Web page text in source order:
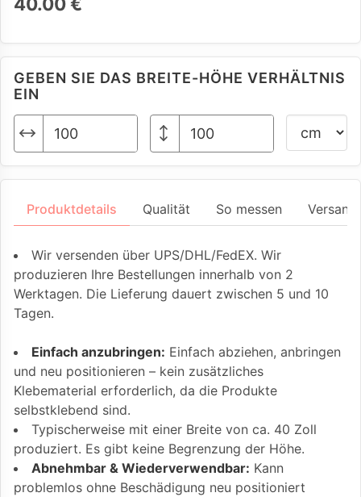
GEBEN SIE DAS BREITE-HÖHE VERHÄLTNIS
EIN
Produktdetails Qualität So messen
Wir versenden über UPS/DHL/FedEX. Wir
produzieren Ihre Bestellungen innerhalb von 2
Werktagen. Die Lieferung dauert zwischen 5 und 10
Tagen.
Einfach anzubringen: Einfach abziehen, anbringen
und neu positionieren – kein zusätzliches
Klebematerial erforderlich, da die Produkte
selbstklebend sind.
Typischerweise mit einer Breite von ca. 40 Zoll
produziert. Es gibt keine Begrenzung der Höhe.
Abnehmbar & Wiederverwendbar: Kann
problemlos ohne Beschädigung neu positioniert